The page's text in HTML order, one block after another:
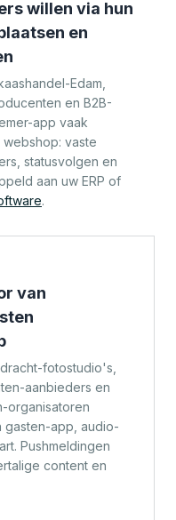
willen via hun
en
Edam,
en B2B-
app vaak
vaste
statusvolgen en
aan uw ERP of
.
van
fotostudio's,
aanbieders en
organisatoren
app, audio-
Pushmeldingen
content en